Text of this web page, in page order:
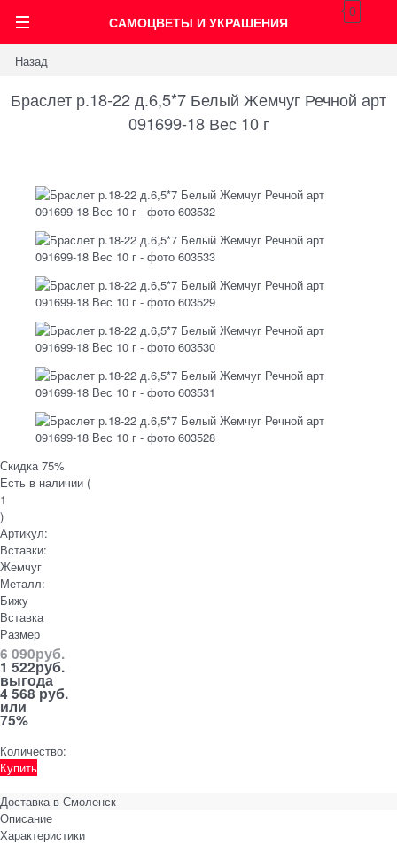
САМОЦВЕТЫ И УКРАШЕНИЯ
0
Назад
Браслет р.18-22 д.6,5*7 Белый Жемчуг Речной арт
091699-18 Вес 10 г
Скидка 75%
Есть в наличии (
1
)
Артикул:
Вставки:
Жемчуг
Металл:
Бижу
Вставка
Размер
6 090руб.
1 522руб.
выгода
4 568 руб.
или
75%
Количество:
Купить
Доставка в Смоленск
Описание
Характеристики